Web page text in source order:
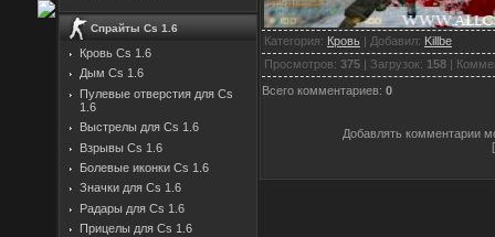
Спрайты Cs 1.6
Кровь Cs 1.6
Дым Cs 1.6
Пулевые отверстия для Cs
1.6
Выстрелы для Cs 1.6
Взрывы Cs 1.6
Болевые иконки Cs 1.6
Значки для Cs 1.6
Радары для Cs 1.6
Прицелы для Cs 1.6
Категория: Кровь | Добавил: Killbe
Просмотров: 375 | Загрузок: 158 |
Всего комментариев: 0
Добавлять комментарии